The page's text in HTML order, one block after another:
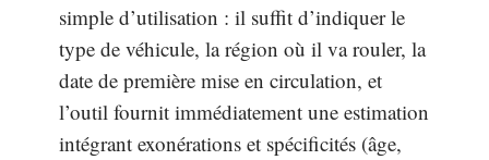
simple d’utilisation : il suffit d’indiquer le
type de véhicule, la région où il va rouler, la
date de première mise en circulation, et
l’outil fournit immédiatement une estimation
intégrant exonérations et spécificités (âge,